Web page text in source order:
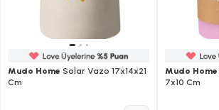
Mudo Home Solar Vazo 17x14x21
Cm
Mudo Home
7x10 Cm